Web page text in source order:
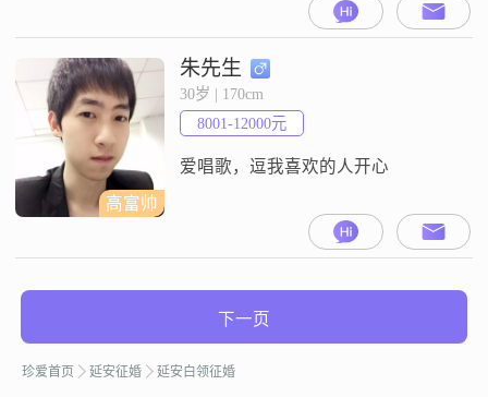
信任##3001##用心##3001##专一，
对待家庭负责##3001##孝顺
##3001##体谅##3001##包容
##3002##
高富帅
朱先生
30岁 | 170cm
8001-12000元
爱唱歌，逗我喜欢的人开心
下一页
珍爱首页 延安征婚 延安白领征婚